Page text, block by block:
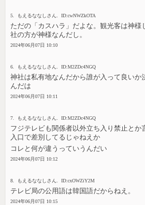
5. もえるななしさん. ID:cwNWZkOTA
ただの「カスハラ」だよな。観光客は神様
社の方が神様なんだし。
2024年06月07日 10:10
6. もえるななしさん. ID:M2ZDc4NGQ
神社は私有地なんだから誰が入って良いか
んだは
2024年06月07日 10:11
7. もえるななしさん. ID:M2ZDc4NGQ
フジテレビも関係者以外立ち入り禁止とか
入口で差別してるじゃねえか
コレと何が違うっていうんだい
2024年06月07日 10:12
8. もえるななしさん. ID:cxOWZiY2M
テレビ局の公用語は韓国語だからねえ。
2024年06月07日 10:15